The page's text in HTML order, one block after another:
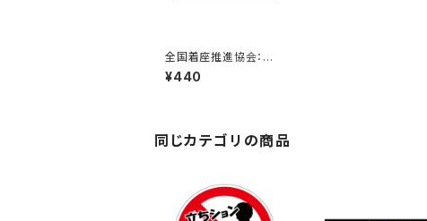
全国着座推進協会：男
子も座って使ってくださ
いステッカー 3B
¥440
同じカテゴリの商品